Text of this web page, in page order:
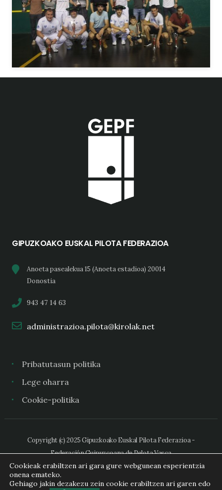
GIPUZKOAKO EUSKAL PILOTA FEDERAZIOA
Anoeta pasealekua 15 (Anoeta estadioa) 20014
Donostia
943 47 14 63
administrazioa.pilota@kirolak.net
Pribatutasun politika
Lege oharra
Cookie-politika
Copyright (c) 2025 Gipuzkoako Euskal Pilota Federazioa -
Federación Guipuzcoana de Pelota Vasca
Cookieak erabiltzen ari gara gure webgunean esperientzia
onena emateko.
Gehiago jakin dezakezu zein cookie erabiltzen ari garen edo